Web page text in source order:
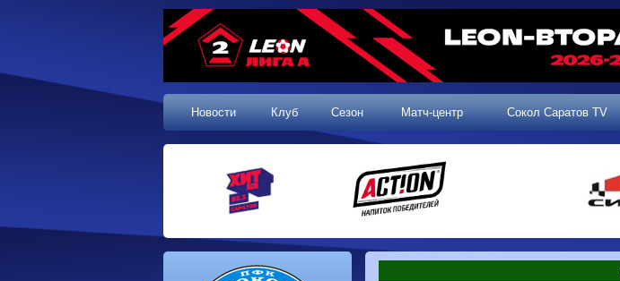
Новости Клуб Сезон Матч-центр Сокол Саратов TV